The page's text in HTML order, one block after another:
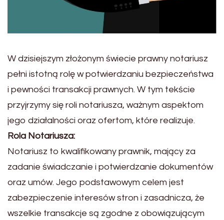
W dzisiejszym złożonym świecie prawny notariusz
pełni istotną rolę w potwierdzaniu bezpieczeństwa
i pewności transakcji prawnych. W tym tekście
przyjrzymy się roli notariusza, ważnym aspektom
jego działalności oraz ofertom, które realizuje.
Rola Notariusza:
Notariusz to kwalifikowany prawnik, mający za
zadanie świadczanie i potwierdzanie dokumentów
oraz umów. Jego podstawowym celem jest
zabezpieczenie interesów stron i zasadnicza, że
wszelkie transakcje są zgodne z obowiązującym